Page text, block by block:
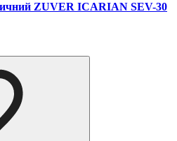
ZUVER ICARIAN SEV-30